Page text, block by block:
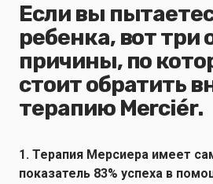
Если вы
ребенка, вот три
причины, по
стоит обратить
терапию Merciér.
1. Терапия Мерсиера имеет
показатель 83% успеха в